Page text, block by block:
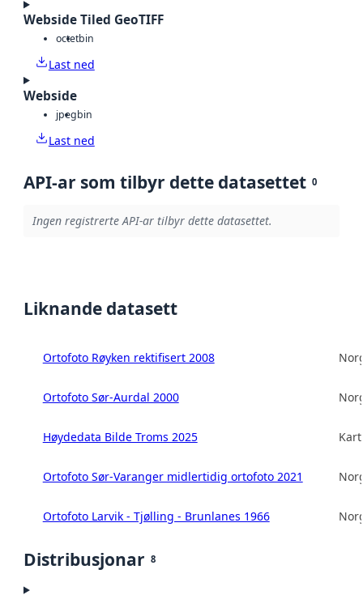
Webside Tiled GeoTIFF
octetbin
Last ned
Webside
jpegbin
Last ned
API-ar som tilbyr dette datasettet 0
Ingen registrerte API-ar tilbyr dette datasettet.
Liknande datasett
Ortofoto Røyken rektifisert 2008
Ortofoto Sør-Aurdal 2000
Høydedata Bilde Troms 2025
Ortofoto Sør-Varanger midlertidig ortofoto 2021
Ortofoto Larvik - Tjølling - Brunlanes 1966
Distribusjonar 8